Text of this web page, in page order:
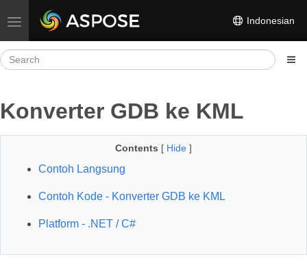
Toggle navigation Indonesian
Konverter GDB ke KML
Contents [ Hide ]
Contoh Langsung
Contoh Kode - Konverter GDB ke KML
Platform - .NET / C#